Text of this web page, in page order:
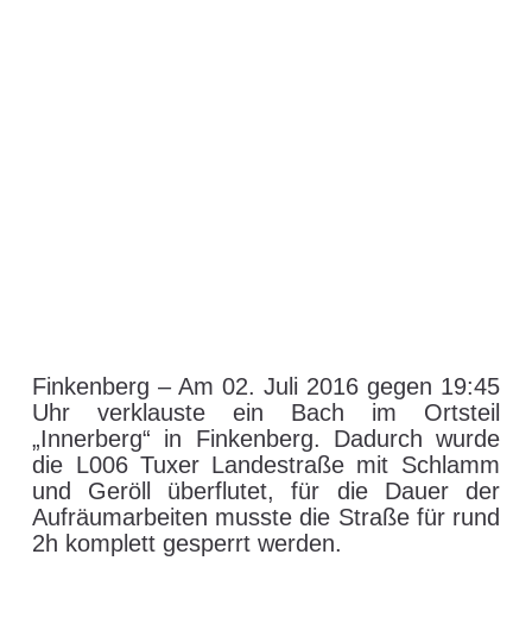
T / SZ | Vermurung der
L006 in Finkenberg
3. Juli 2016